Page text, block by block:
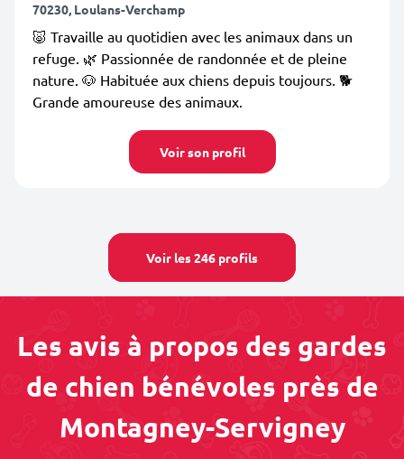
70230, Loulans-Verchamp
🐷 Travaille au quotidien avec les animaux dans un
refuge. 🌿 Passionnée de randonnée et de pleine
nature. 🐶 Habituée aux chiens depuis toujours. 🐕
Grande amoureuse des animaux.
Voir son profil
Voir les 246 profils
Les avis à propos des gardes
de chien bénévoles près de
Montagney-Servigney